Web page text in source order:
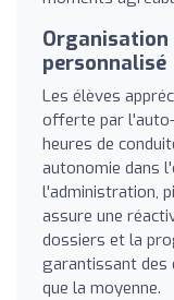
personnalisé
Les élèves
offerte par
heures de
autonomie dans
l'administration,
assure une
dossiers et la
garantissant des
que la moyenne.